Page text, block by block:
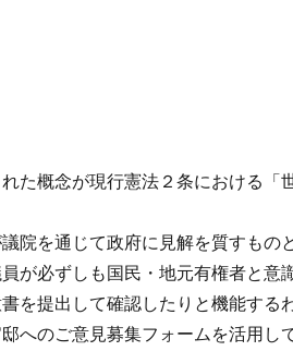
た概念が現行憲法２条における「
院を通じて政府に見解を質すもの
が必ずしも国民・地元有権者と意
を提出して確認したりと機能する
へのご意見募集フォームを活用し